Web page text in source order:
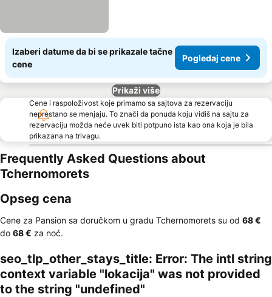
Izaberi datume da bi se prikazale tačne
cene
Pogledaj cene
Prikaži više
Cene i raspoloživost koje primamo sa sajtova za rezervaciju
neprestano se menjaju. To znači da ponuda koju vidiš na sajtu za
rezervaciju možda neće uvek biti potpuno ista kao ona koja je bila
prikazana na trivagu.
Frequently Asked Questions about
Tchernomorets
Opseg cena
Cene za Pansion sa doručkom u gradu Tchernomorets su od ‎68 €
do ‎68 € za noć.
seo_tlp_other_stays_title: Error: The intl string
context variable "lokacija" was not provided
to the string "undefined"